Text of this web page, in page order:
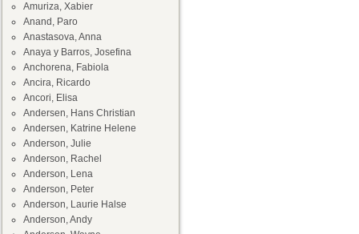
Amuriza, Xabier
Anand, Paro
Anastasova, Anna
Anaya y Barros, Josefina
Anchorena, Fabiola
Ancira, Ricardo
Ancori, Elisa
Andersen, Hans Christian
Andersen, Katrine Helene
Anderson, Julie
Anderson, Rachel
Anderson, Lena
Anderson, Peter
Anderson, Laurie Halse
Anderson, Andy